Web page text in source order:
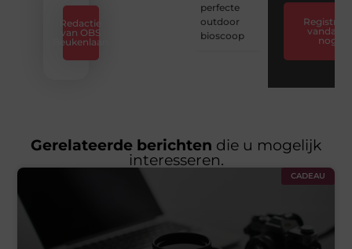
Redactie
van OBS
Beukenlaan
perfecte
outdoor
bioscoop
Registreer
vandaag
nog
Gerelateerde berichten die u mogelijk
interesseren.
CADEAU